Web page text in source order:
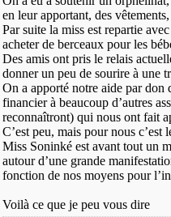
en leur apportant, des
Par suite la miss est repartie
acheter de berceaux pour les
Des amis ont pris le relais
donner un peu de sourire à une
On a apporté notre aide par
financier à beaucoup d’autres
reconnaîtront) qui nous ont fait
C’est peu, mais pour nous c’est
Miss Soninké est avant tout un
autour d’une grande
fonction de nos moyens pour
Voilà ce que je peu vous dire